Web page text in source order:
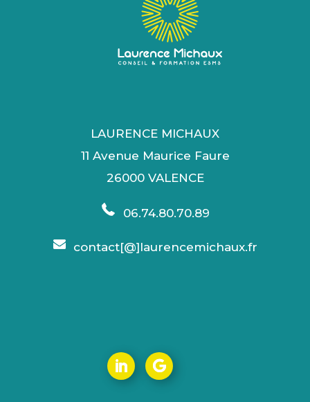
LAURENCE MICHAUX
11 Avenue Maurice Faure
26000 VALENCE
06.74.80.70.89
contact[@]laurencemichaux.fr